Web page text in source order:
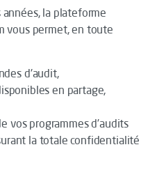
la plateforme
vous permet, en toute
d'audit,
en partage,
vos programmes d’audits
la totale confidentialité